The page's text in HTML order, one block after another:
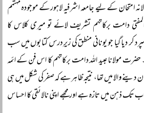
امتحان کے لیے جامعہ اشرفیہ لاہور کے موجودہ مہتمم
المفتی دامت برکاتہم تشریف لائے تو میری کلاس کا
کر دیا گیا جو یونانی منطق کی زیرِ درس کتابوں میں سب
مولانا عبید اللہ دامت برکاتہم کا اس فن کے ائمہ
دینے والا میں تھا، نتیجہ ظاہر ہے کہ صفر کی شکل میں ہی
اب تک ذہن میں تازہ ہے اور مجھے اپنی نالائقی کا احساس